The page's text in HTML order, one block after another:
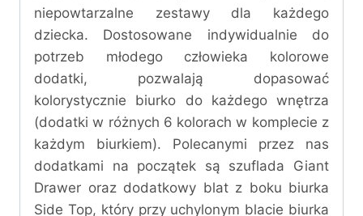
niepowtarzalne zestawy dla każdego
dziecka. Dostosowane indywidualnie do
potrzeb młodego człowieka kolorowe
dodatki, pozwalają dopasować
kolorystycznie biurko do każdego wnętrza
(dodatki w różnych 6 kolorach w komplecie z
każdym biurkiem). Polecanymi przez nas
dodatkami na początek są szuflada Giant
Drawer oraz dodatkowy blat z boku biurka
Side Top, który przy uchylonym blacie biurka